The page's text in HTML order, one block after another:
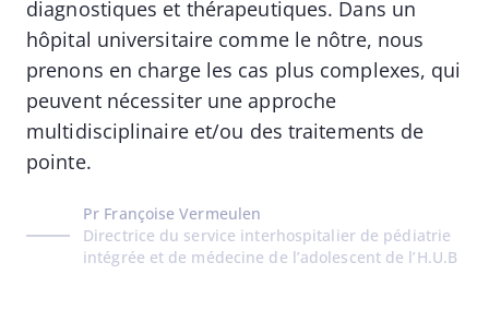
diagnostiques et thérapeutiques. Dans un
hôpital universitaire comme le nôtre, nous
prenons en charge les cas plus complexes, qui
peuvent nécessiter une approche
multidisciplinaire et/ou des traitements de
pointe.
Pr Françoise Vermeulen
Directrice du service interhospitalier de pédiatrie
intégrée et de médecine de l’adolescent de l’H.U.B